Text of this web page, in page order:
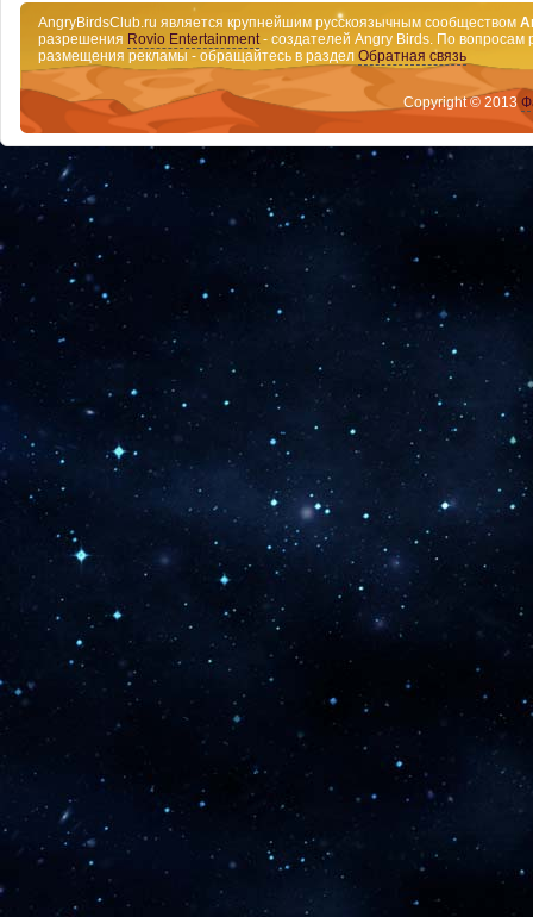
AngryBirdsClub.ru является крупнейшим русскоязычным сообществом
разрешения Rovio Entertainment- создателей Angry Birds. По вопросам
размещения рекламы - обращайтесь в раздел Обратная связь
Copyright © 2013